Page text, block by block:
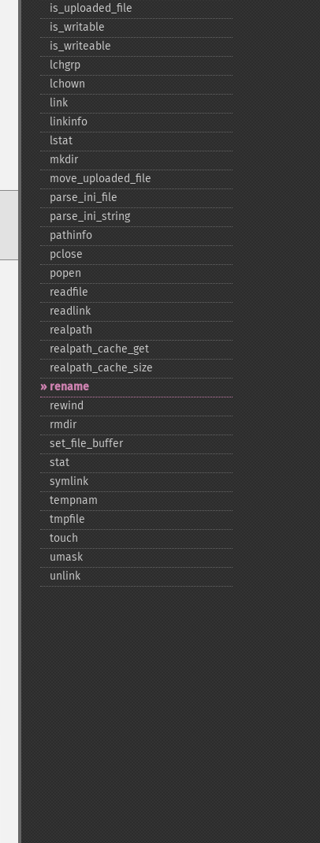
is_​uploaded_​file
is_​writable
is_​writeable
lchgrp
lchown
link
linkinfo
lstat
mkdir
move_​uploaded_​file
parse_​ini_​file
parse_​ini_​string
pathinfo
pclose
popen
readfile
readlink
realpath
realpath_​cache_​get
realpath_​cache_​size
rename
rewind
rmdir
set_​file_​buffer
stat
symlink
tempnam
tmpfile
touch
umask
unlink